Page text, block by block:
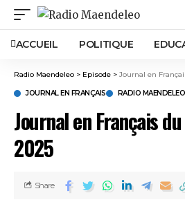
ACCUEIL POLITIQUE
Radio Maendeleo > Episode > Journal en
JOURNAL EN FRANÇAIS RADIO MAENDELEO
Journal en Français
2025
Share